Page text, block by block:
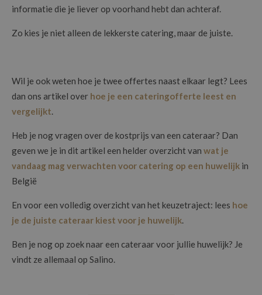
informatie die je liever op voorhand hebt dan achteraf.
Zo kies je niet alleen de lekkerste catering, maar de juiste.
Wil je ook weten hoe je twee offertes naast elkaar legt? Lees
dan ons artikel over hoe je een cateringofferte leest en
vergelijkt.
Heb je nog vragen over de kostprijs van een cateraar? Dan
geven we je in dit artikel een helder overzicht van wat je
vandaag mag verwachten voor catering op een huwelijk in
België
En voor een volledig overzicht van het keuzetraject: lees hoe
je de juiste cateraar kiest voor je huwelijk.
Ben je nog op zoek naar een cateraar voor jullie huwelijk? Je
vindt ze allemaal op Salino.